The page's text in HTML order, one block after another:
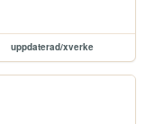
uppdaterad/xverke